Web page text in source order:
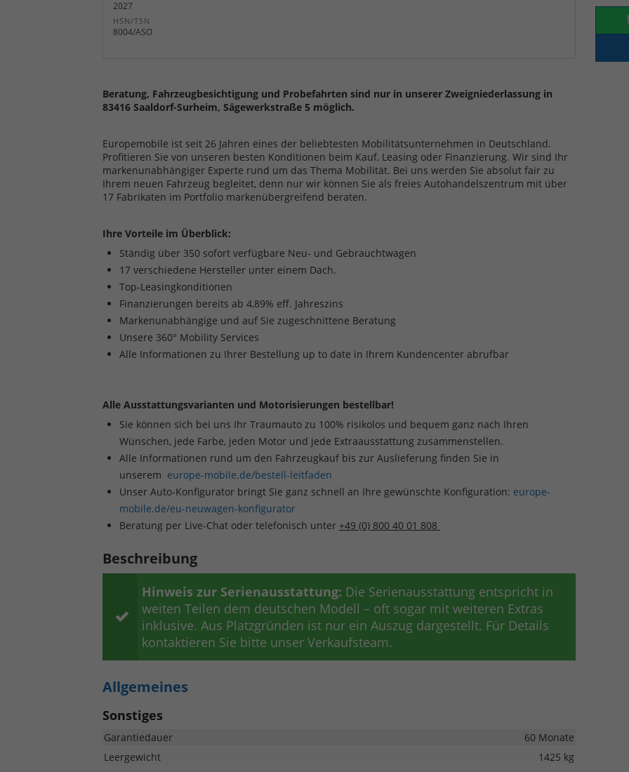
2027
HSN/TSN
8004/ASO
Beratung, Fahrzeugbesichtigung und Probefahrten sind nur in unserer Zweigniederlassung in
83416 Saaldorf-Surheim, Sägewerkstraße 5 möglich.
Europemobile ist seit 26 Jahren eines der beliebtesten Mobilitätsunternehmen in Deutschland.
Profitieren Sie von unseren besten Konditionen beim Kauf, Leasing oder Finanzierung. Wir sind Ihr
markenunabhängiger Experte rund um das Thema Mobilität. Bei uns werden Sie absolut fair zu
Ihrem neuen Fahrzeug begleitet, denn nur wir können Sie als freies Autohandelszentrum mit über
17 Fabrikaten im Portfolio markenübergreifend beraten.
Ihre Vorteile im Überblick:
Ständig über 350 sofort verfügbare Neu- und Gebrauchtwagen
17 verschiedene Hersteller unter einem Dach.
Top-Leasingkonditionen
Finanzierungen bereits ab 4,89% eff. Jahreszins
Markenunabhängige und auf Sie zugeschnittene Beratung
Unsere 360° Mobility Services
Alle Informationen zu Ihrer Bestellung up to date in Ihrem Kundencenter abrufbar
Alle Ausstattungsvarianten und Motorisierungen bestellbar!
Sie können sich bei uns Ihr Traumauto zu 100% risikolos und bequem ganz nach Ihren
Wünschen, jede Farbe, jeden Motor und jede Extraausstattung zusammenstellen.
Alle Informationen rund um den Fahrzeugkauf bis zur Auslieferung finden Sie in
unserem europe-mobile.de/bestell-leitfaden
Unser Auto-Konfigurator bringt Sie ganz schnell an Ihre gewünschte Konfiguration: europe-
mobile.de/eu-neuwagen-konfigurator
Beratung per Live-Chat oder telefonisch unter +49 (0) 800 40 01 808
Beschreibung
Hinweis zur Serienausstattung: Die Serienausstattung entspricht in
weiten Teilen dem deutschen Modell – oft sogar mit weiteren Extras
inklusive. Aus Platzgründen ist nur ein Auszug dargestellt. Für Details
kontaktieren Sie bitte unser Verkaufsteam.
Allgemeines
Sonstiges
Garantiedauer
60 Monate
Leergewicht
1425 kg